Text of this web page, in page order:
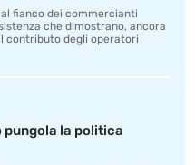
al fianco dei commercianti
che dimostrano, ancora
contributo degli operatori
pungola la politica